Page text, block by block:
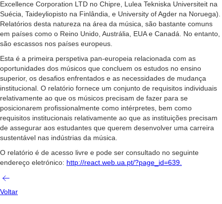
Excellence Corporation LTD no Chipre, Lulea Tekniska Universiteit na
Suécia, Taideyliopisto na Finlândia, e University of Agder na Noruega).
Relatórios desta natureza na área da música, são bastante comuns
em países como o Reino Unido, Austrália, EUA e Canadá. No entanto,
são escassos nos países europeus.
Esta é a primeira perspetiva pan-europeia relacionada com as
oportunidades dos músicos que concluem os estudos no ensino
superior, os desafios enfrentados e as necessidades de mudança
institucional. O relatório fornece um conjunto de requisitos individuais
relativamente ao que os músicos precisam de fazer para se
posicionarem profissionalmente como intérpretes, bem como
requisitos institucionais relativamente ao que as instituições precisam
de assegurar aos estudantes que querem desenvolver uma carreira
sustentável nas indústrias da música.
O relatório é de acesso livre e pode ser consultado no seguinte
endereço eletrónico: http://react.web.ua.pt/?page_id=639
Voltar